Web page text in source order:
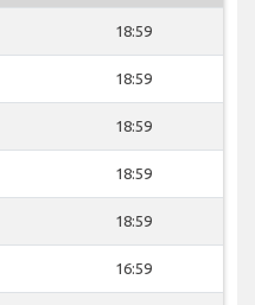
18:59
18:59
18:59
18:59
18:59
16:59